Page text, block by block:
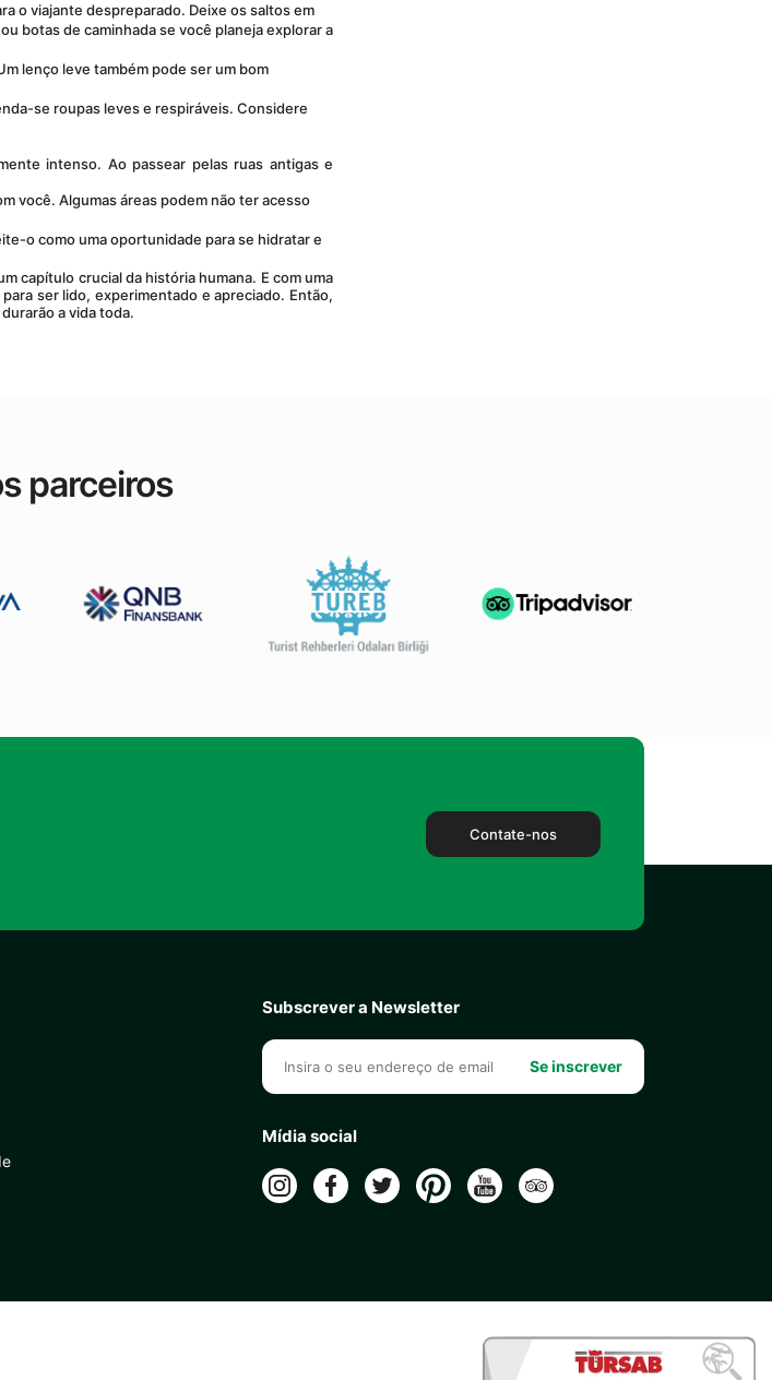
o viajante despreparado. Deixe os saltos em
botas de caminhada se você planeja explorar a
lenço leve também pode ser um bom
se roupas leves e respiráveis. Considere
você. Algumas áreas podem não ter acesso
o como uma oportunidade para se hidratar e
ser lido, experimentado e apreciado. Então,
a vida toda.
parceiros
Contate-nos
Subscrever a Newsletter
Se inscrever
Mídia social